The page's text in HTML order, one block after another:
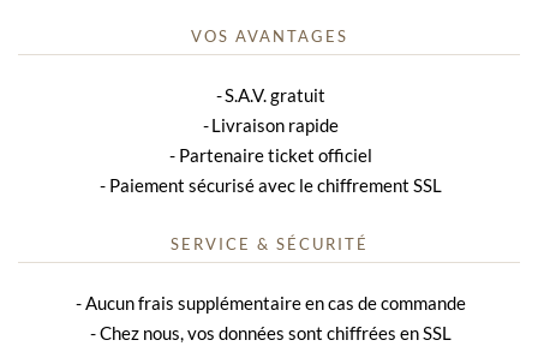
VOS AVANTAGES
S.A.V. gratuit
Livraison rapide
Partenaire ticket officiel
Paiement sécurisé avec le chiffrement SSL
SERVICE & SÉCURITÉ
Aucun frais supplémentaire en cas de commande
Chez nous, vos données sont chiffrées en SSL